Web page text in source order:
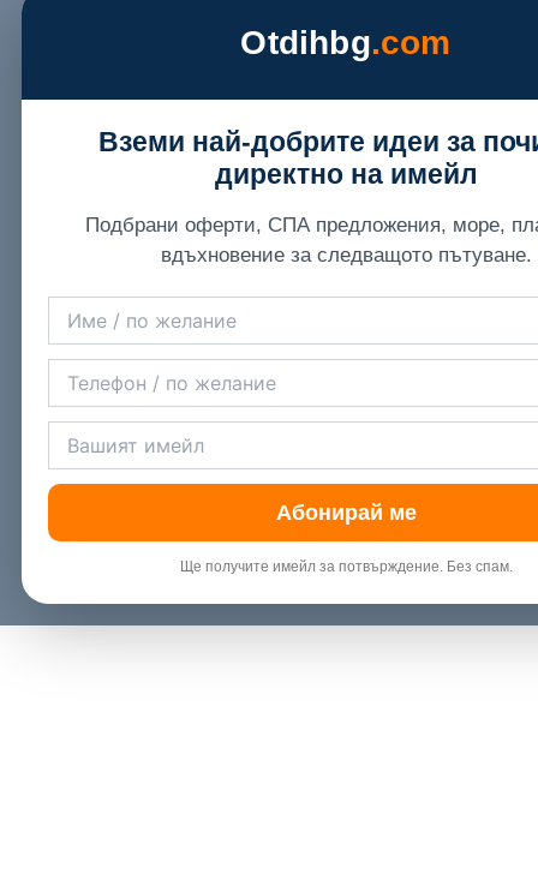
Otdihbg.com
Вземи най-добрите идеи за
директно на имейл
Подбрани оферти, СПА предложения, море,
вдъхновение за следващото пътуване.
Абонирай ме
Ще получите имейл за потвърждение. Без спам.